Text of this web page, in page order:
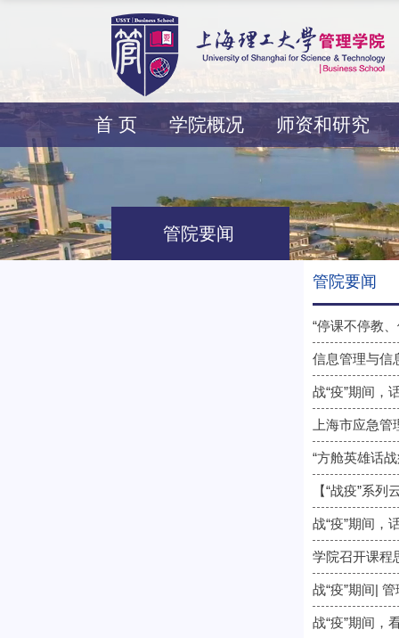
首 页 学院概况 师资和研究
管院要闻
管院要闻
“停课不停教
信息管理与信
战“疫”期间，
上海市应急
“方舱英雄话
【“战疫”系
战“疫”期间，
学院召开课程
战“疫”期间|
战“疫”期间，